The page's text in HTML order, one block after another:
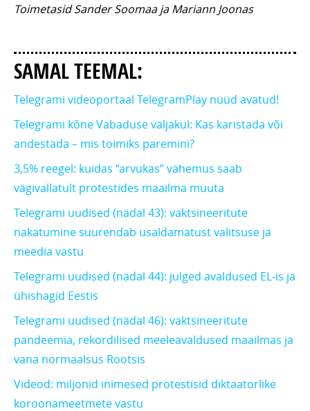
Toimetasid Sander Soomaa ja Mariann Joonas
SAMAL TEEMAL:
Telegrami videoportaal TelegramPlay nüüd avatud!
Telegrami kõne Vabaduse väljakul: Kas karistada või
andestada – mis toimiks paremini?
3,5% reegel: kuidas “arvukas” vähemus saab
vägivallatult protestides maailma muuta
Telegrami uudised (nädal 43): vaktsineeritute
nakatumine suurendab usaldamatust valitsuse ja
meedia vastu
Telegrami uudised (nädal 44): julged avaldused EL-is ja
ühishagid Eestis
Telegrami uudised (nädal 46): vaktsineeritute
pandeemia, rekordilised meeleavaldused maailmas ja
vana normaalsus Rootsis
Videod: miljonid inimesed protestisid diktaatorlike
koroonameetmete vastu